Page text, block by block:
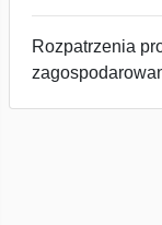
Rozpatrzenia